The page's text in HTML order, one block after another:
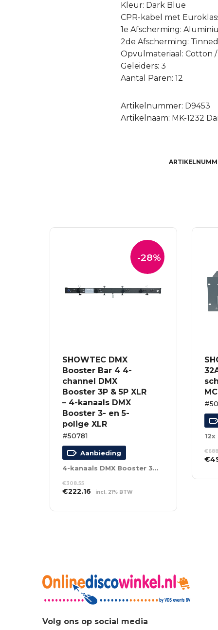
Kleur: Dark Blue
CPR-kabel met
1e Afscherming:
2de Afscherming:
Opvulmateriaal: Cotton
Geleiders: 3
Aantal Paren: 12
Artikelnummer: D9453
Artikelnaam: MK-1232
-28%
SHOWTEC DMX
Booster Bar 4 4-
channel DMX
Booster 3P & 5P XLR
– 4-kanaals DMX
Booster 3- en 5-
polige XLR
#50781
Aanbieding
4-kanaals DMX Booster 3- en 5-polige XLR
€308.55
Oorspronkelijke
was:
€222.16 Huidige
is:
incl. 21% BTW
WINKELWAGEN
€
€
Volg ons op social media